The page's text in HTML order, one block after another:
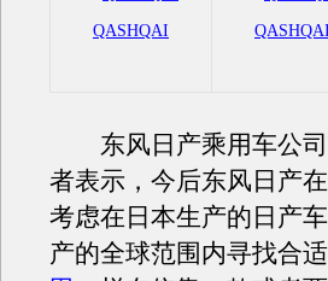
QASHQAI QASHQAI
东风日产乘用车公司
者表示，今后东风日产
考虑在日本生产的日产
产的全球范围内寻找合